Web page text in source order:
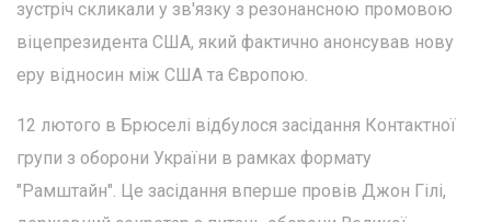
зустріч скликали у зв'язку з резонансною промовою
віцепрезидента США, який фактично анонсував нову
еру відносин між США та Європою.
12 лютого в Брюселі відбулося засідання Контактної
групи з оборони України в рамках формату
"Рамштайн". Це засідання вперше провів Джон Гілі,